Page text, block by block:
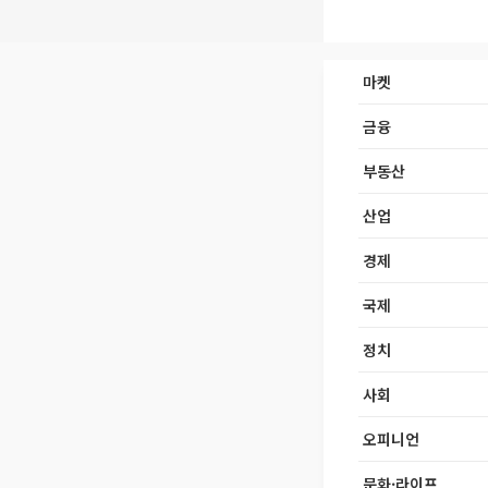
마켓
금융
부동산
산업
경제
국제
정치
사회
오피니언
문화·라이프